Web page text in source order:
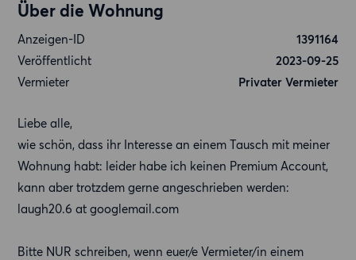
Über die Wohnung
Anzeigen-ID
1391164
Veröffentlicht
2023-09-25
Vermieter
Privater Vermieter
Liebe alle,
wie schön, dass ihr Interesse an einem Tausch mit meiner
Wohnung habt: leider habe ich keinen Premium Account,
kann aber trotzdem gerne angeschrieben werden:
laugh20.6 at googlemail.com
Bitte NUR schreiben, wenn euer/e Vermieter/in einem